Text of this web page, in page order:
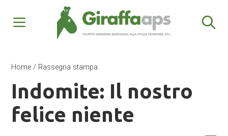
Home / Rassegna stampa
Indomite: Il nostro
felice niente